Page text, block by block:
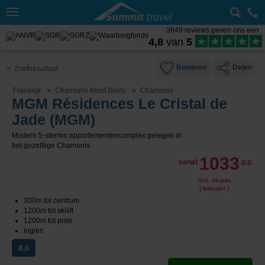
Toggle
3649 reviews geven ons een
4,8 van 5
< Zoekresultaat Bewaren Delen
Frankrijk Chamonix Mont Blanc Chamonix
MGM Résidences Le Cristal de
Jade (MGM)
Modern 5-sterren appartementencomplex gelegen in
het gezelllige Chamonix.
vanaf 1033 p.p.
incl. skipas
( februari )
300m tot centrum
1200m tot skilift
1200m tot piste
logies
8,0